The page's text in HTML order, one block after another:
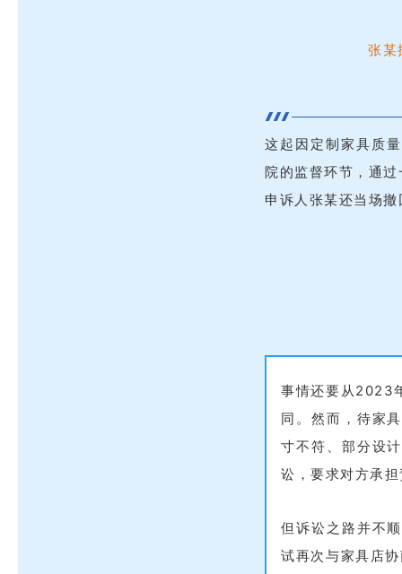
张某
这起因定制家具质
院的监督环节，通
申诉人张某还当场
事情还要从2023
同。然而，待家
寸不符、部分设
讼，要求对方承
但诉讼之路并不
试再次与家具店